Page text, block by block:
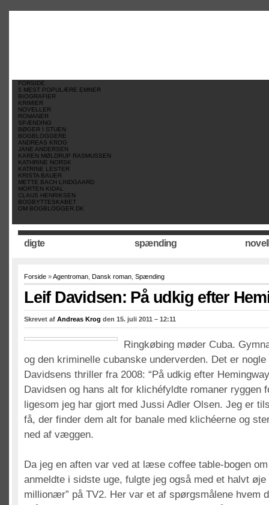
FORSIDE
5 MEST POPULÆRE EMNER
BIOGRAFIER
KRIMIER
NOVELLER
ROMANER
SPÆNDING
BØGER I STUEN
BOGBLOGGERE
ANDREAS KROG
JANE ANDERSEN
KAREN MØLDRUP RASMUSSEN
KATHRINE NORSK
KATRINE LESTER
KRISTA BAUER
METTE BACH LINDGAARD
MORTEN KIDAL
CLAUS HENRIKSEN
BOGBYTTESKABET
OM BOGBLOGGER.DK
digte spænding
Forside »Agentroman Dansk roman Spænding
Leif Davidsen: På udkig efter
Skrevet af Andreas Krog den 15. juli 2011 – 12:11
Ringkøbing møder Cuba.
og den kriminelle cubanske underverden. Det er
Davidsens thriller fra 2008: “På udkig efter
Davidsen og hans alt for klichéfyldte romaner ryggen
ligesom jeg har gjort med Jussi Adler Olsen. Jeg er
få, der finder dem alt for banale med klichéerne og
ned af væggen.
Da jeg en aften var ved at læse coffee table-bogen
anmeldte i sidste uge, fulgte jeg også med et halvt
millionær” på TV2. Her var et af spørgsmålene hvem